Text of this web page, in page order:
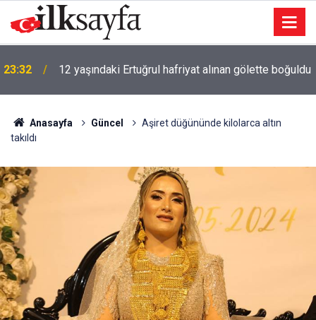
23:11 Uludağ'da çıkan orman yangınına müdahale sürüyor
Anasayfa Güncel
Aşiret düğününde kilolarca altın
takıldı